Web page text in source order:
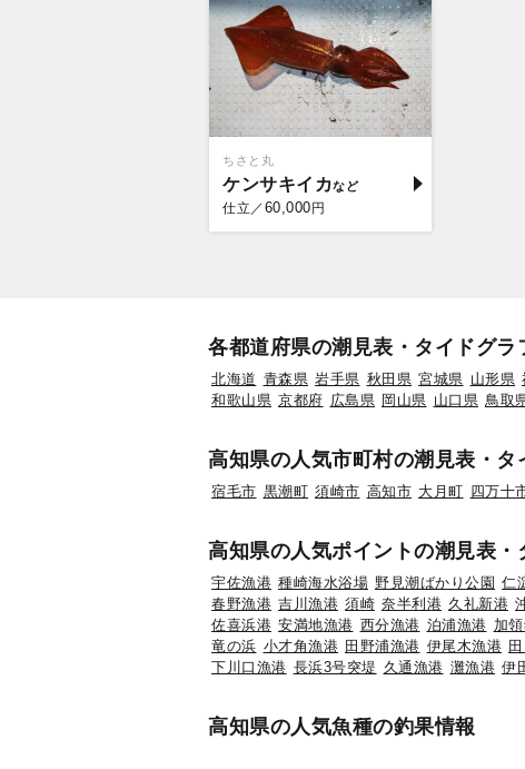
ちさと丸
ケンサキイカ
仕立／ 60,000円
各都道府県の潮見表・タイドグラ
北海道 青森県 岩手県 秋田県 宮城県 山形県
和歌山県 京都府 広島県 岡山県 山口県 鳥取
高知県の人気市町村の潮見表・タ
宿毛市 黒潮町 須崎市 高知市 大月町 四万十
高知県の人気ポイントの潮見表・
宇佐漁港 種崎海水浴場 野見潮ばかり公園 仁
春野漁港 吉川漁港 須崎 奈半利港 久礼新港
佐喜浜港 安満地漁港 西分漁港 泊浦漁港 加
竜の浜 小才角漁港 田野浦漁港 伊尾木漁港
下川口漁港 長浜3号突堤 久通漁港 灘漁港 伊
高知県の人気魚種の釣果情報